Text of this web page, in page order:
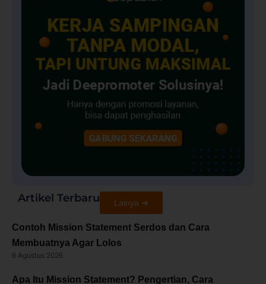
Artikel Terbaru Lainya ➜
Contoh Mission Statement Serdos dan Cara
Membuatnya Agar Lolos
6 Agustus 2026
Apa Itu Mission Statement? Pengertian, Cara